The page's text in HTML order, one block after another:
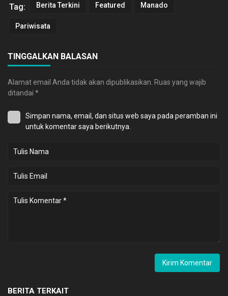
Tag: Berita Terkini Featured Manado
Pariwisata
TINGGALKAN BALASAN
Alamat email Anda tidak akan dipublikasikan. Ruas yang wajib
ditandai *
Simpan nama, email, dan situs web saya pada peramban ini
untuk komentar saya berikutnya.
BERITA TERKAIT